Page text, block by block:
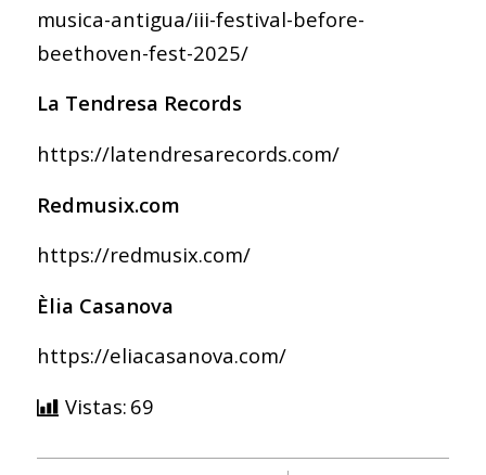
musica-antigua/iii-festival-before-
beethoven-fest-2025/
La Tendresa Records
https://latendresarecords.com/
Redmusix.com
https://redmusix.com/
Èlia Casanova
https://eliacasanova.com/
Vistas: 69